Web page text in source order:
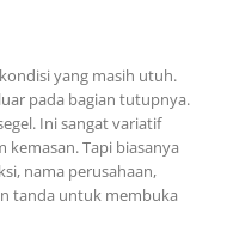
yang masih utuh.
pada bagian tutupnya.
Ini sangat variatif
Tapi biasanya
nama perusahaan,
tanda untuk membuka